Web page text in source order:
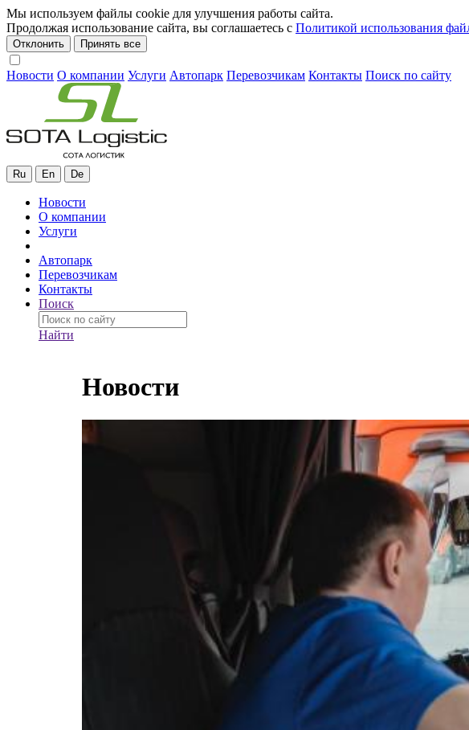
Мы используем файлы cookie для улучшения работы сайта.
Продолжая использование сайта, вы соглашаетесь с Политикой использования
Отклонить Принять все
Новости О компании Услуги Автопарк Перевозчикам Контакты Поиск по сайту
Ru En De
Новости
О компании
Услуги
Автопарк
Перевозчикам
Контакты
Поиск
Найти
Новости